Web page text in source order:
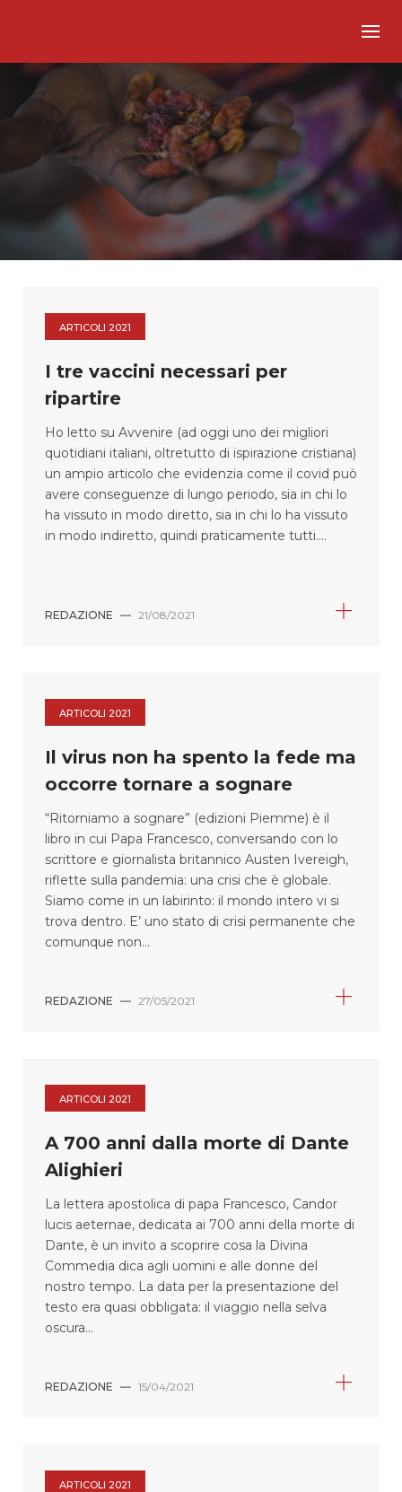
ARTICOLI 2021
I tre vaccini necessari per
ripartire
Ho letto su Avvenire (ad oggi uno dei migliori
quotidiani italiani, oltretutto di ispirazione cristiana)
un ampio articolo che evidenzia come il covid può
avere conseguenze di lungo periodo, sia in chi lo
ha vissuto in modo diretto, sia in chi lo ha vissuto
in modo indiretto, quindi praticamente tutti....
REDAZIONE — 21/08/2021
ARTICOLI 2021
Il virus non ha spento la fede ma
occorre tornare a sognare
“Ritorniamo a sognare” (edizioni Piemme) è il
libro in cui Papa Francesco, conversando con lo
scrittore e giornalista britannico Austen Ivereigh,
riflette sulla pandemia: una crisi che è globale.
Siamo come in un labirinto: il mondo intero vi si
trova dentro. E’ uno stato di crisi permanente che
comunque non...
REDAZIONE — 27/05/2021
ARTICOLI 2021
A 700 anni dalla morte di Dante
Alighieri
La lettera apostolica di papa Francesco, Candor
lucis aeternae, dedicata ai 700 anni della morte di
Dante, è un invito a scoprire cosa la Divina
Commedia dica agli uomini e alle donne del
nostro tempo. La data per la presentazione del
testo era quasi obbligata: il viaggio nella selva
oscura...
REDAZIONE — 15/04/2021
ARTICOLI 2021